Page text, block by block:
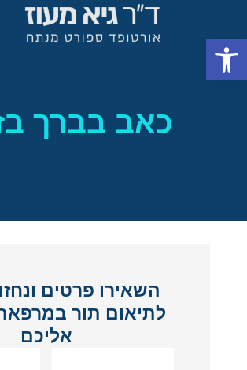
כאב בברך
השאירו פרטים
לתיאום תור
אליכם
פתח סרגל נגישות